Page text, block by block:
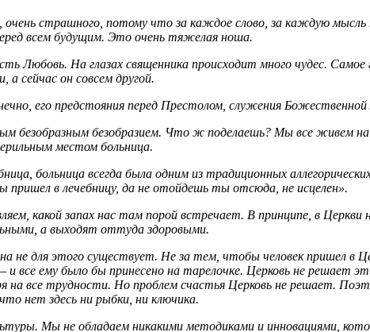
страшного, потому что за каждое слово, за каждую
всем будущим. Это очень тяжелая ноша.
Любовь. На глазах священника происходит много чудес. Самое
сейчас он совсем другой.
его предстояния перед Престолом, служения
безобразным безобразием. Что ж поделаешь? Мы все живем на
местом больница.
больница всегда была одним из традиционных
в лечебницу, да не отойдешь ты отсюда, не исцелен».
какой запах нас там порой встречает. В принципе, в
а выходят оттуда здоровыми.
для этого существует. Не за тем, чтобы человек пришел в
все ему было бы принесено на тарелочке. Церковь не решает
все трудности. Но проблем счастья Церковь не решает.
нет здесь ни рыбки, ни ключика.
Мы не обладаем никакими методиками и инновациями,